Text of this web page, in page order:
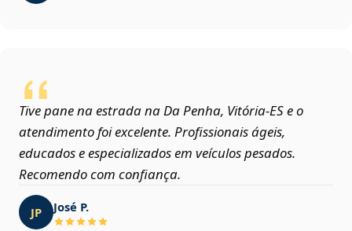
Tive pane na estrada na Da Penha, Vitória‑ES e o
atendimento foi excelente. Profissionais ágeis,
educados e especializados em veículos pesados.
Recomendo com confiança.
JP José P.